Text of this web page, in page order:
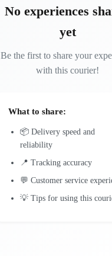
No experiences
yet
Be the first to share your
with this courier!
What to share:
📦 Delivery speed and
reliability
📍 Tracking accuracy
💬 Customer service
💡 Tips for using this